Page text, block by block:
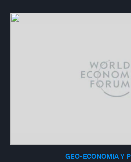
GEO-ECONOMÍA Y